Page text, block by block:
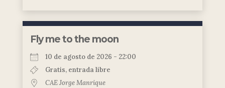
Fly me to the moon
10 de agosto de 2026 - 22:00
Gratis, entrada libre
CAE Jorge Manrique